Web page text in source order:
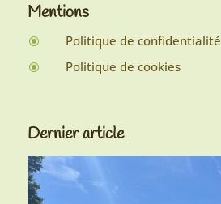
Mentions
\ Politique de confidentialité
\ Politique de cookies
Dernier article